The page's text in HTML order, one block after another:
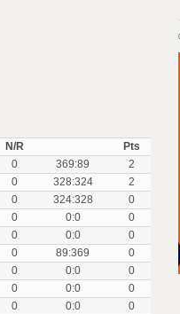
N/R
Pts
0 369:89
2
0 328:324
2
0 324:328
0
0 0:0
0
0 0:0
0
0 89:369
0
0 0:0
0
0 0:0
0
0 0:0 0